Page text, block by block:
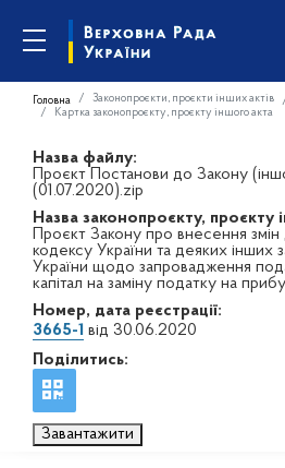
Головна Законопроєкти, проєкти інших актів
Картка законопроєкту, проєкту іншого акта
Назва файлу:
Проєкт Постанови до Закону
(01.07.2020).zip
Назва законопроєкту, проєкту
Проєкт Закону про внесення
кодексу України та деяких інших
України щодо запровадження
капітал на заміну податку на
Номер, дата реєстрації:
3665-1 від 30.06.2020
Поділитись:
Завантажити